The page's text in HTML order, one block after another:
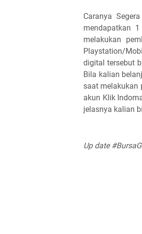
Caranya
mendapatkan
melakukan
Playstation/
digital tersebut
Bila kalian
saat melakukan
akun Klik
jelasnya kalian
Up date